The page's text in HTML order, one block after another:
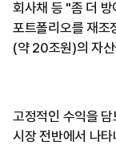
회사채 등 "좀 더
포트폴리오를 재조
(약 20조원)의 자
고정적인 수익을
시장 전반에서 나